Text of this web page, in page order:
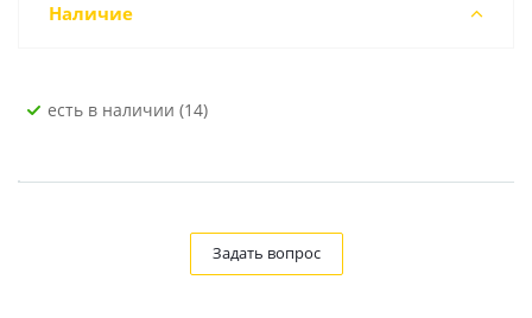
Наличие
Есть в наличии (14)
Задать вопрос